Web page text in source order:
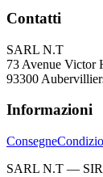
Contatti
SARL N.T
73 Avenue Victor
93300
Informazioni
Consegne
SARL N.T —